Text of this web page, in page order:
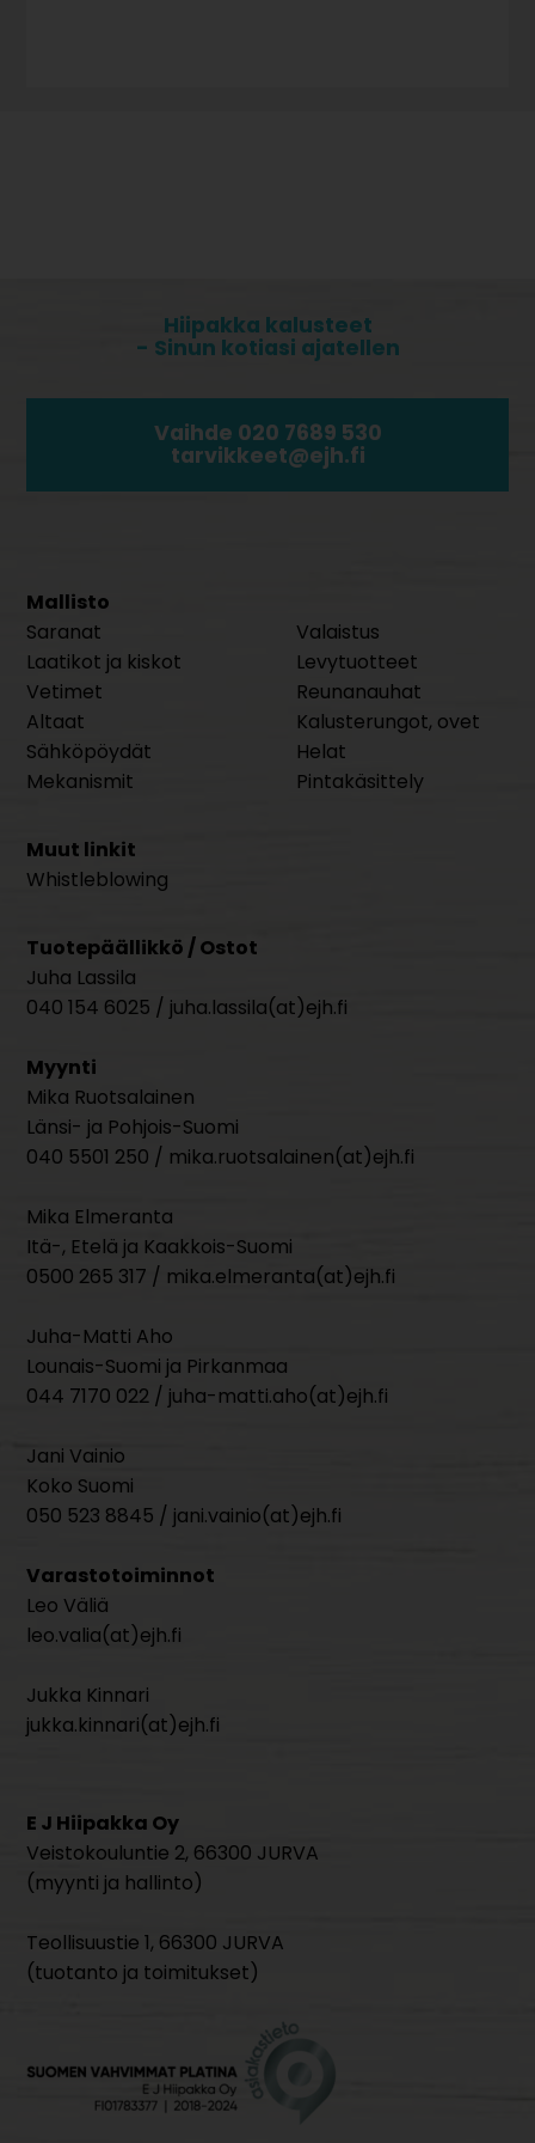
Hiipakka kalusteet
- Sinun kotiasi ajatellen
Vaihde 020 7689 530
tarvikkeet@ejh.fi
Mallisto
Saranat
Laatikot ja kiskot
Vetimet
Altaat
Sähköpöydät
Mekanismit
Valaistus
Levytuotteet
Reunanauhat
Kalusterungot, ovet
Helat
Pintakäsittely
Muut linkit
Whistleblowing
Tuotepäällikkö / Ostot
Juha Lassila
040 154 6025 / juha.lassila(at)ejh.fi
Myynti
Mika Ruotsalainen
Länsi- ja Pohjois-Suomi
040 5501 250 / mika.ruotsalainen(at)ejh.fi
Mika Elmeranta
Itä-, Etelä ja Kaakkois-Suomi
0500 265 317 / mika.elmeranta(at)ejh.fi
Juha-Matti Aho
Lounais-Suomi ja Pirkanmaa
044 7170 022 / juha-matti.aho(at)ejh.fi
Jani Vainio
Koko Suomi
050 523 8845 / jani.vainio(at)ejh.fi
Varastotoiminnot
Leo Väliä
leo.valia(at)ejh.fi
Jukka Kinnari
jukka.kinnari(at)ejh.fi
E J Hiipakka Oy
Veistokouluntie 2, 66300 JURVA
(myynti ja hallinto)
Teollisuustie 1, 66300 JURVA
(tuotanto ja toimitukset)